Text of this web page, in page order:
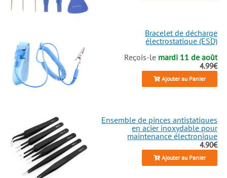
Bracelet de décharge
électrostatique (ESD)
Reçois-le mardi 11 de août
4.99€
Ajouter au Panier
Ensemble de pinces antistatiques
en acier inoxydable pour
maintenance électronique
4.90€
Ajouter au Panier